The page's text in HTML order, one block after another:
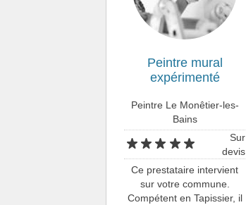
Peintre mural
expérimenté
Peintre Le Monêtier-les-
Bains
Sur
devis
Ce prestataire intervient
sur votre commune.
Compétent en Tapissier, il